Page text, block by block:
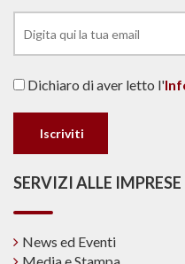
Dichiaro di aver letto l'
SERVIZI ALLE IMPRESE
News ed Eventi